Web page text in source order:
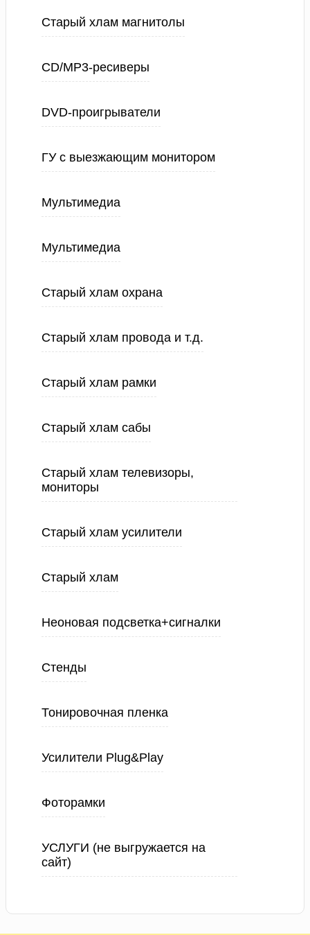
Старый хлам магнитолы
CD/MP3-ресиверы
DVD-проигрыватели
ГУ с выезжающим монитором
Мультимедиа
Мультимедиа
Старый хлам охрана
Старый хлам провода и т.д.
Старый хлам рамки
Старый хлам сабы
Старый хлам телевизоры,
мониторы
Старый хлам усилители
Старый хлам
Неоновая подсветка+сигналки
Стенды
Тонировочная пленка
Усилители Plug&Play
Фоторамки
УСЛУГИ (не выгружается на
сайт)